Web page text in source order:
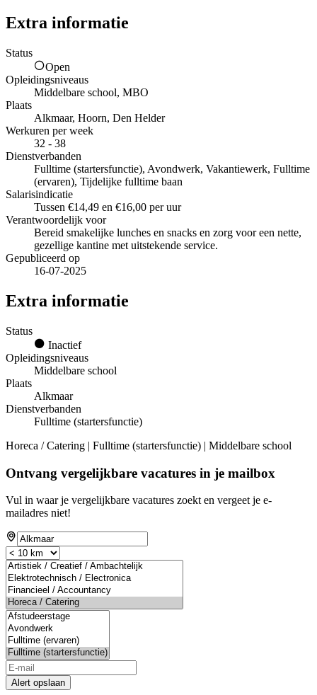
Extra informatie
Status
Open
Opleidingsniveaus
Middelbare school, MBO
Plaats
Alkmaar, Hoorn, Den Helder
Werkuren per week
32 - 38
Dienstverbanden
Fulltime (startersfunctie), Avondwerk, Vakantiewerk, Fulltime
(ervaren), Tijdelijke fulltime baan
Salarisindicatie
Tussen €14,49 en €16,00 per uur
Verantwoordelijk voor
Bereid smakelijke lunches en snacks en zorg voor een nette,
gezellige kantine met uitstekende service.
Gepubliceerd op
16-07-2025
Extra informatie
Status
Inactief
Opleidingsniveaus
Middelbare school
Plaats
Alkmaar
Dienstverbanden
Fulltime (startersfunctie)
Horeca / Catering | Fulltime (startersfunctie) | Middelbare school
Ontvang vergelijkbare vacatures in je mailbox
Vul in waar je vergelijkbare vacatures zoekt en vergeet je e-
mailadres niet!
Alert opslaan